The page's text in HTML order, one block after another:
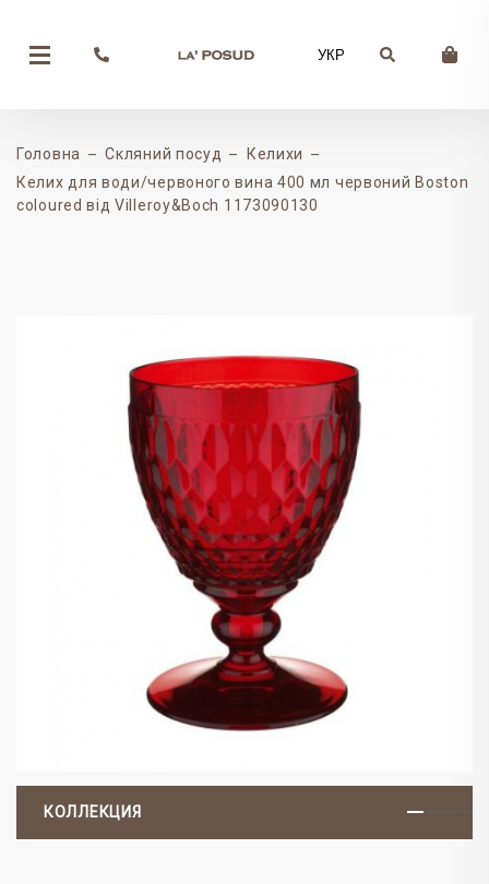
УКР
Головна Скляний посуд
Келихи
Келих для води/червоного вина 400 мл червоний Boston
coloured від Villeroy&Boch 1173090130
КОЛЛЕКЦИЯ